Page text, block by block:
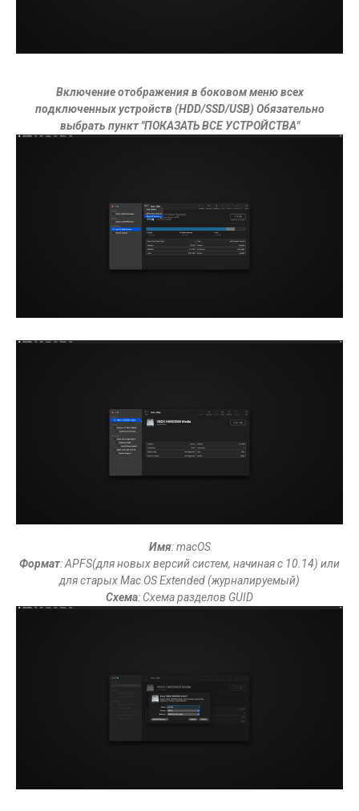
Включение отображения в боковом меню всех
подключенных устройств (HDD/SSD/USB) Обязательно
выбрать пункт "ПОКАЗАТЬ ВСЕ УСТРОЙСТВА"
Имя: macOS
Формат: APFS(для новых версий систем, начиная с 10.14) или
для старых Mac OS Extended (журналируемый)
Схема: Схема разделов GUID